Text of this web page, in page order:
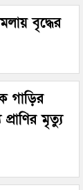
বৃদ্ধের
গাড়ির
মৃত্যু